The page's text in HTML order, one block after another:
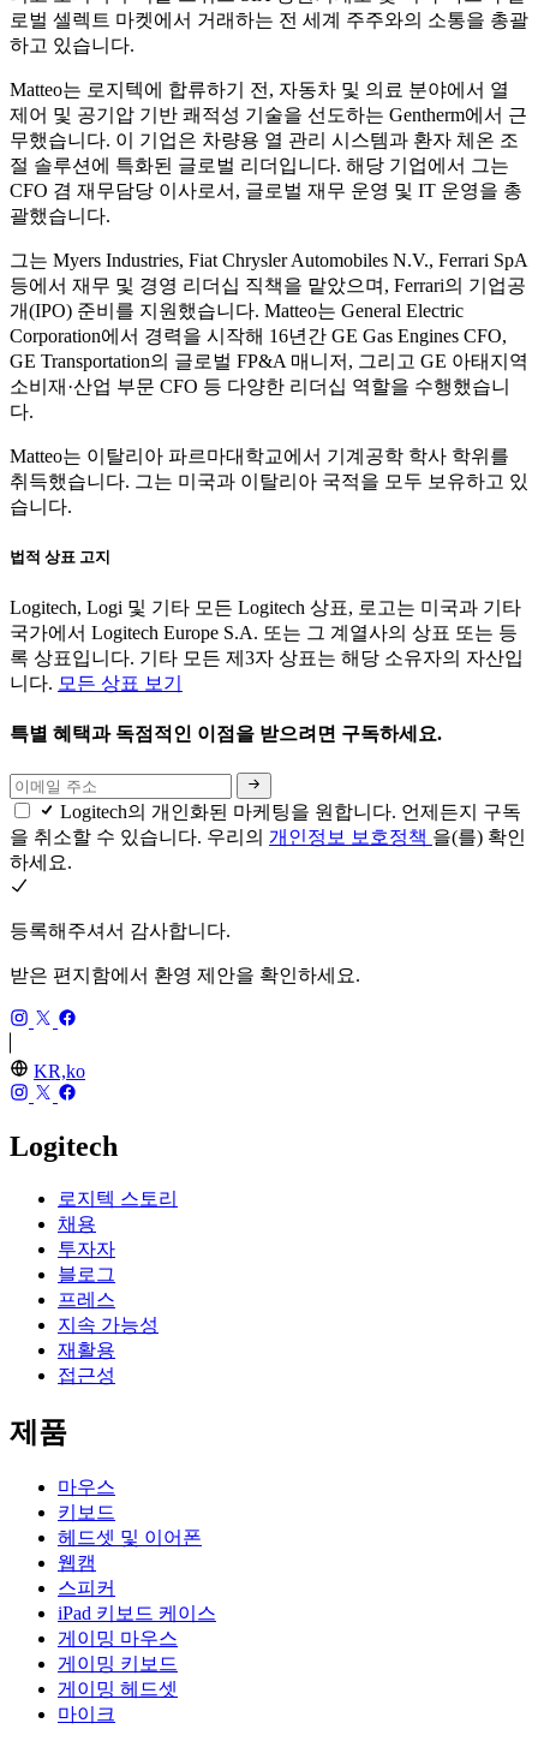
로벌 셀렉트 마켓에서 거래하는 전 세계 주주와의 소통을 총괄
하고 있습니다.
Matteo는 로지텍에 합류하기 전, 자동차 및 의료 분야에서 열
제어 및 공기압 기반 쾌적성 기술을 선도하는 Gentherm에서 근
무했습니다. 이 기업은 차량용 열 관리 시스템과 환자 체온 조
절 솔루션에 특화된 글로벌 리더입니다. 해당 기업에서 그는
CFO 겸 재무담당 이사로서, 글로벌 재무 운영 및 IT 운영을 총
괄했습니다.
그는 Myers Industries, Fiat Chrysler Automobiles N.V., Ferrari SpA
등에서 재무 및 경영 리더십 직책을 맡았으며, Ferrari의 기업공
개(IPO) 준비를 지원했습니다. Matteo는 General Electric
Corporation에서 경력을 시작해 16년간 GE Gas Engines CFO,
GE Transportation의 글로벌 FP&A 매니저, 그리고 GE 아태지역
소비재·산업 부문 CFO 등 다양한 리더십 역할을 수행했습니
다.
Matteo는 이탈리아 파르마대학교에서 기계공학 학사 학위를
취득했습니다. 그는 미국과 이탈리아 국적을 모두 보유하고 있
습니다.
법적 상표 고지
Logitech, Logi 및 기타 모든 Logitech 상표, 로고는 미국과 기타
국가에서 Logitech Europe S.A. 또는 그 계열사의 상표 또는 등
록 상표입니다. 기타 모든 제3자 상표는 해당 소유자의 자산입
니다. 모든 상표 보기
특별 혜택과 독점적인 이점을 받으려면 구독하세요.
Logitech의 개인화된 마케팅을 원합니다. 언제든지 구독
을 취소할 수 있습니다. 우리의 개인정보 보호정책 을(를) 확인
하세요.
등록해주셔서 감사합니다.
받은 편지함에서 환영 제안을 확인하세요.
KR,ko
Logitech
로지텍 스토리
채용
투자자
블로그
프레스
지속 가능성
재활용
접근성
제품
마우스
키보드
헤드셋 및 이어폰
웹캠
스피커
iPad 키보드 케이스
게이밍 마우스
게이밍 키보드
게이밍 헤드셋
마이크